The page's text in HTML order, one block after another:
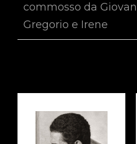
commosso da
Gregorio e Irene